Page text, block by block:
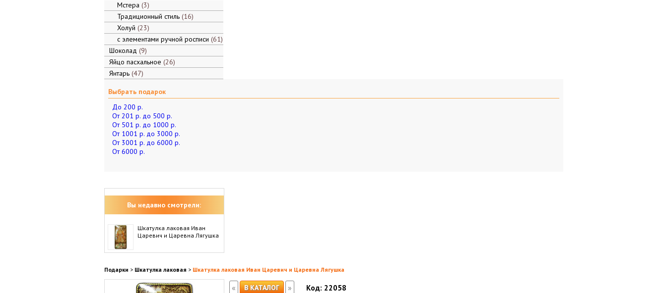
Мстера 3
Традиционный стиль 16
Холуй 23
с элементами ручной росписи 61
Шоколад 9
Яйцо пасхальное 26
Янтарь 47
Выбрать подарок
До 200 р.
От 201 р. до 500 р.
От 501 р. до 1000 р.
От 1001 р. до 3000 р.
От 3001 р. до 6000 р.
От 6000 р.
Вы недавно смотрели:
Шкатулка лаковая Иван
Царевич и Царевна Лягушка
Подарки > Шкатулка лаковая > Шкатулка лаковая Иван Царевич и Царевна Лягушка
« В КАТАЛОГ » Код: 22058